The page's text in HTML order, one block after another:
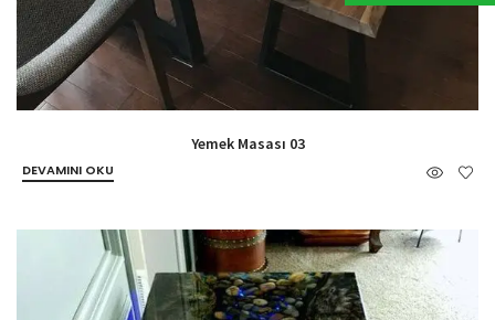
Yemek Masası 03
DEVAMINI OKU